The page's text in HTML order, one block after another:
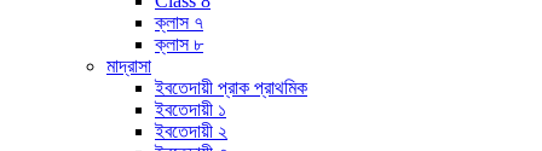
ক্লাস ৭
ক্লাস ৮
মাদ্রাসা
ইবতেদায়ী প্রাক প্রাথমিক
ইবতেদায়ী ১
ইবতেদায়ী ২